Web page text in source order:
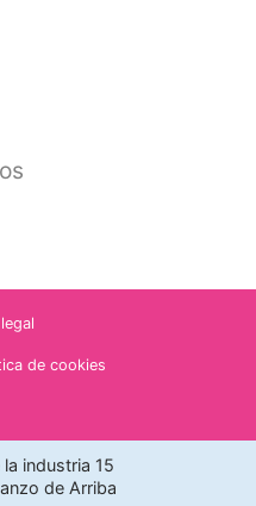
de cookies
industria 15
de Arriba